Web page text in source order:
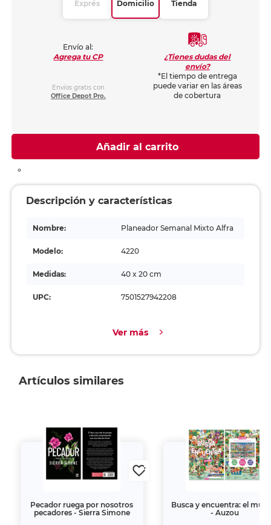
Exprés Domicilio Tienda
Envío al:
Agrega tu CP
Envíos gratis con
Office Depot Pro.
¿Tienes dudas del
envío?
*El tiempo de entrega
puede variar en las áreas
de cobertura
Añadir al carrito
Descripción y características
Nombre: Planeador Semanal Mixto Alfra
Modelo: 4220
Medidas: 40 x 20 cm
UPC: 7501527942208
Ver más
Artículos similares
Pecador ruega por nosotros
pecadores - Sierra Simone
Busca y encuentra: el
- Auzou